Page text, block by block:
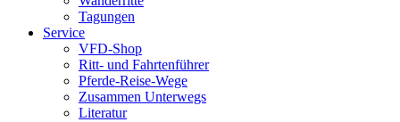
Tagungen
Service
VFD-Shop
Ritt- und Fahrtenführer
Pferde-Reise-Wege
Zusammen Unterwegs
Literatur